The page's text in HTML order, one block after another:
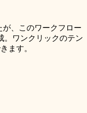
、このワークフロー
。ワンクリックのテン
ます。